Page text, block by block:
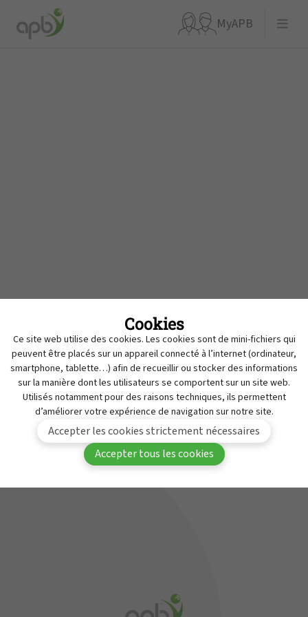
MyAPB
MyAPB
Vous devez être connecté(e) à MyAPB pour avoir
accès à ce contenu.
connecter
Devenir membre de
l'APB
APBnews
Travailler à l'APB
Service de Contrôle des Médicaments
Contact
Cookies
Ce site web utilise des cookies. Les cookies sont de mini-fichiers qui
peuvent être placés sur un appareil connecté à l’internet (ordinateur,
smartphone, tablette…) afin de recueillir ou stocker des informations
sur la manière dont les utilisateurs se comportent sur un site web.
Utilisés notamment pour des raisons techniques, ils permettent
d’améliorer votre expérience de navigation sur notre site.
Accepter les cookies strictement nécessaires
Accepter tous les cookies